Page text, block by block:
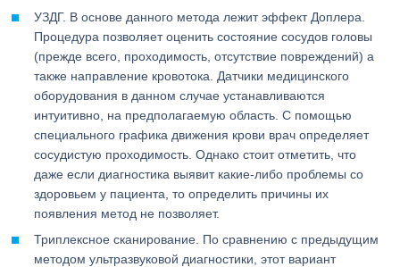
УЗДГ. В основе данного метода лежит эффект Доплера.
Процедура позволяет оценить состояние сосудов головы
(прежде всего, проходимость, отсутствие повреждений) а
также направление кровотока. Датчики медицинского
оборудования в данном случае устанавливаются
интуитивно, на предполагаемую область. С помощью
специального графика движения крови врач определяет
сосудистую проходимость. Однако стоит отметить, что
даже если диагностика выявит какие-либо проблемы со
здоровьем у пациента, то определить причины их
появления метод не позволяет.
Триплексное сканирование. По сравнению с предыдущим
методом ультразвуковой диагностики, этот вариант